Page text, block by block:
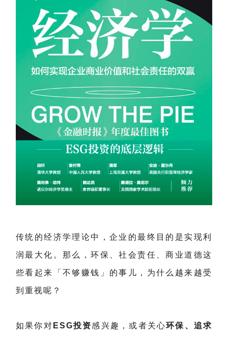
传统的经济学理论中，企业的最终目的是实现利
润最大化。那么，环保、社会责任、商业道德这
些看起来「不够赚钱」的事儿，为什么越来越受
到重视呢？
如果你对 ESG投资感兴趣，或者关心环保、追求